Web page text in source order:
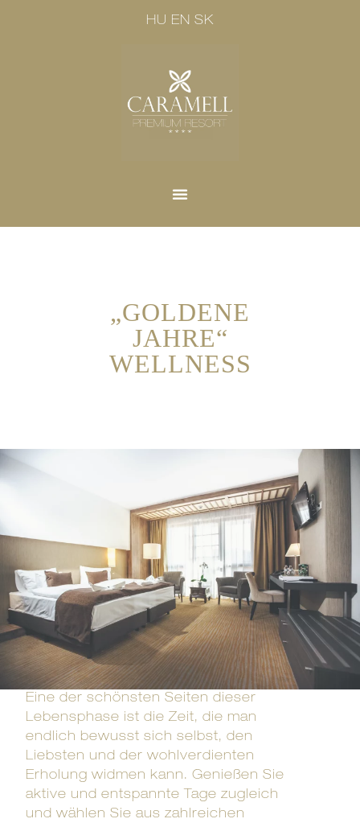
HU EN SK
„GOLDENE
JAHRE“
WELLNESS
Eine der schönsten Seiten dieser
Lebensphase ist die Zeit, die man
endlich bewusst sich selbst, den
Liebsten und der wohlverdienten
Erholung widmen kann. Genießen Sie
aktive und entspannte Tage zugleich
und wählen Sie aus zahlreichen